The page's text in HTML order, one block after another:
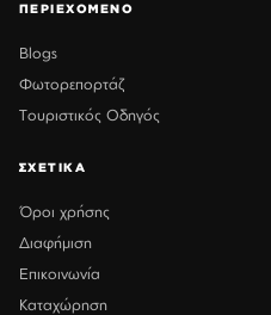
ΠΕΡΙΕΧΟΜΕΝΟ
Blogs
Φωτορεπορτάζ
Τουριστικός Οδηγός
ΣΧΕΤΙΚΑ
Όροι χρήσης
Διαφήμιση
Επικοινωνία
Καταχώρηση